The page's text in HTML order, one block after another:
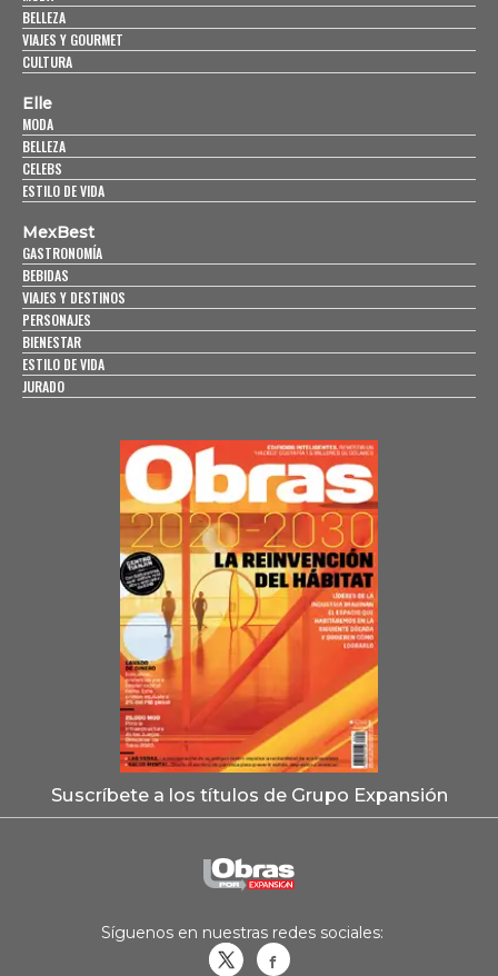
BELLEZA
VIAJES Y GOURMET
CULTURA
Elle
MODA
BELLEZA
CELEBS
ESTILO DE VIDA
MexBest
GASTRONOMÍA
BEBIDAS
VIAJES Y DESTINOS
PERSONAJES
BIENESTAR
ESTILO DE VIDA
JURADO
Suscríbete a los títulos de Grupo Expansión
Síguenos en nuestras redes sociales: